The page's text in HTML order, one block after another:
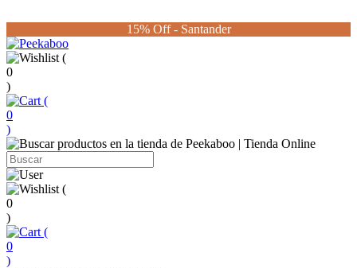
15% Off - Santander
(
0
)
(
0
)
(
0
)
(
0
)